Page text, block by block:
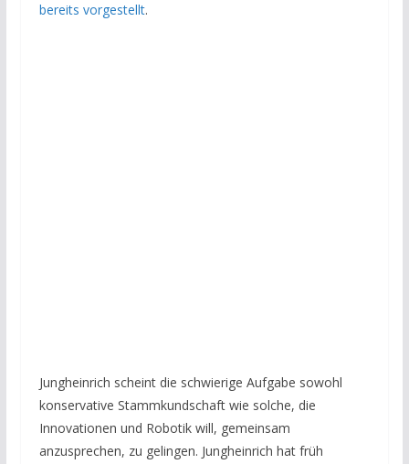
bereits vorgestellt.
Jungheinrich scheint die schwierige Aufgabe sowohl
konservative Stammkundschaft wie solche, die
Innovationen und Robotik will, gemeinsam
anzusprechen, zu gelingen. Jungheinrich hat früh